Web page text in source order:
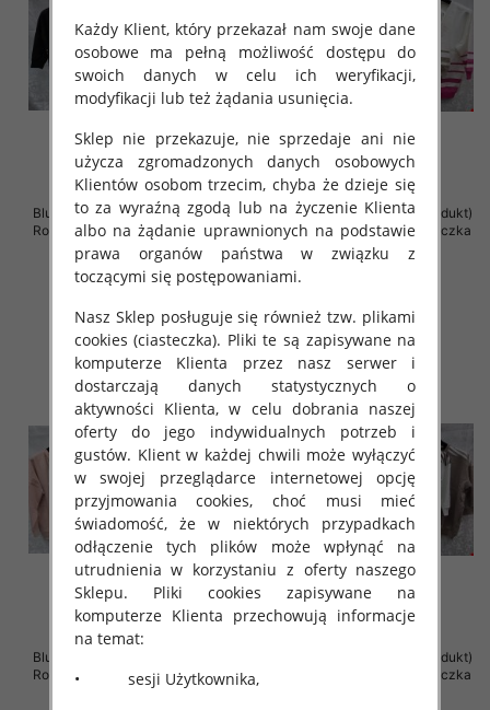
Bluzki damskie ( Turecki produkt)
Roz Standard , Mix Kolor .Paczka
12 szt
42.00 zł
Bluzki damskie ( Turecki produkt)
Roz Standard , Mix Kolor .Paczka
12 szt
Bluzki damskie ( Turecki produkt)
Roz Standard , Mix Kolor .Paczka
12 szt
Bluzki damskie ( Turecki produkt)
Roz Standard , Mix Kolor .Paczka
Każdy Klient, który przekazał nam swoje dane
osobowe ma pełną możliwość dostępu do
swoich danych w celu ich weryfikacji,
modyfikacji lub też żądania usunięcia.
Sklep nie przekazuje, nie sprzedaje ani nie
użycza zgromadzonych danych osobowych
Klientów osobom trzecim, chyba że dzieje się
to za wyraźną zgodą lub na życzenie Klienta
albo na żądanie uprawnionych na podstawie
prawa organów państwa w związku z
toczącymi się postępowaniami.
Nasz Sklep posługuje się również tzw. plikami
cookies (ciasteczka). Pliki te są zapisywane na
komputerze Klienta przez nasz serwer i
dostarczają danych statystycznych o
aktywności Klienta, w celu dobrania naszej
oferty do jego indywidualnych potrzeb i
gustów. Klient w każdej chwili może wyłączyć
w swojej przeglądarce internetowej opcję
przyjmowania cookies, choć musi mieć
świadomość, że w niektórych przypadkach
odłączenie tych plików może wpłynąć na
utrudnienia w korzystaniu z oferty naszego
Sklepu. Pliki cookies zapisywane na
komputerze Klienta przechowują informacje
na temat:
• sesji Użytkownika,